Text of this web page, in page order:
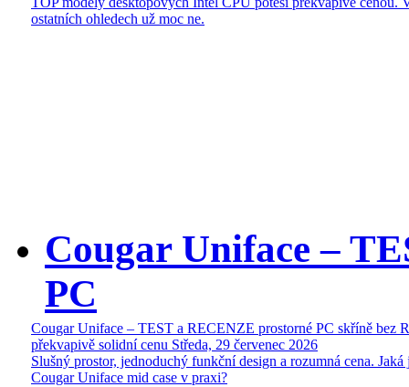
ostatních ohledech už moc ne.
Cougar Uniface –
PC
Cougar Uniface – TEST a RECENZE prostorné PC skříně bez
překvapivě solidní cenu Středa, 29 červenec 2026
Slušný prostor, jednoduchý funkční design a rozumná cena. Jaká
Cougar Uniface mid case v praxi?